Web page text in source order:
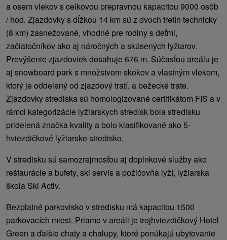
a osem vlekov s celkovou prepravnou kapacitou 9000 osôb
/ hod. Zjazdovky s dĺžkou 14 km sú z dvoch tretín technicky
(8 km) zasnežované, vhodné pre rodiny s deťmi,
začiatočníkov ako aj náročných a skúsených lyžiarov.
Prevýšenie zjazdoviek dosahuje 676 m. Súčasťou areálu je
aj snowboard park s množstvom skokov a vlastným vlekom,
ktorý je oddelený od zjazdový tratí, a bežecké trate.
Zjazdovky strediska sú homologizované certifikátom FIS a v
rámci kategorizácie lyžiarskych stredísk bola stredisku
pridelená značka kvality a bolo klasifikované ako 5-
hviezdičkové lyžiarske stredisko.
V stredisku sú samozrejmosťou aj doplnkové služby ako
reštaurácie a bufety, ski servis a požičovňa lyží, lyžiarska
škola Ski Activ.
Bezplatné parkovisko v stredisku má kapacitou 1500
parkovacích miest. Priamo v areáli je trojhviezdičkový Hotel
Green a ďalšie chaty a chalupy, ktoré ponúkajú ubytovanie